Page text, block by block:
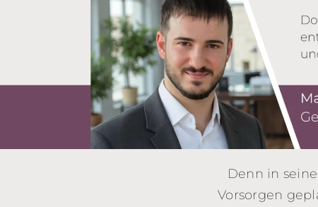
Denn in
Vorsorgen